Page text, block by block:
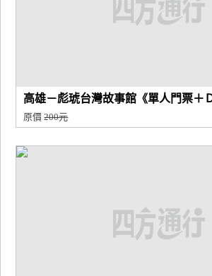
高雄－彪琥台灣故事館《單人門票＋
原價200元